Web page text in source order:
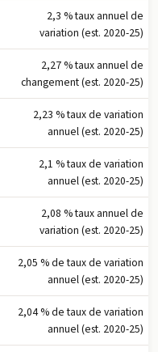
2,3 % taux annuel de
variation (est. 2020-25)
2,27 % taux annuel de
changement (est. 2020-25)
2,23 % taux de variation
annuel (est. 2020-25)
2,1 % taux de variation
annuel (est. 2020-25)
2,08 % taux annuel de
variation (est. 2020-25)
2,05 % de taux de variation
annuel (est. 2020-25)
2,04 % de taux de variation
annuel (est. 2020-25)